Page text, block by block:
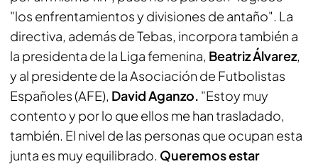
"los enfrentamientos y divisiones de antaño". La
directiva, además de Tebas, incorpora también a
la presidenta de la Liga femenina, Beatriz Álvarez,
y al presidente de la Asociación de Futbolistas
Españoles (AFE), David Aganzo. "Estoy muy
contento y por lo que ellos me han trasladado,
también. El nivel de las personas que ocupan esta
junta es muy equilibrado. Queremos estar